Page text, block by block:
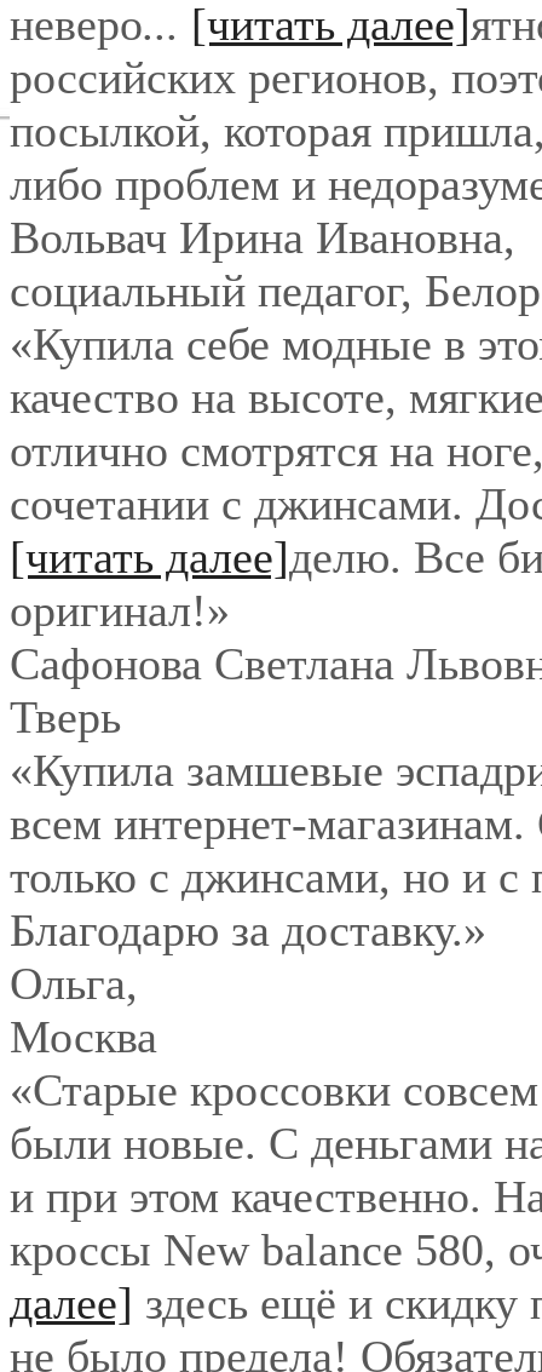
неверо... [читать далее]
российских регионов,
посылкой, которая
либо проблем и
Вольвач Ирина Ивановна,
социальный педагог,
«Купила себе модные в
качество на высоте,
отлично смотрятся на
сочетании с джинсами.
[читать далее]делю. Все
оригинал!»
Сафонова Светлана
Тверь
«Купила замшевые
всем интернет-
только с джинсами, но и с
Благодарю за доставку.»
Ольга,
Москва
«Старые кроссовки
были новые. С деньгами
и при этом качественно.
кроссы New balance 580,
далее] здесь ещё и
не было предела!